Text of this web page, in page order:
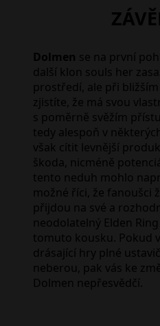
Dolmen se na první
další klon souls her
prostředí, ale při
zjistíte, že má svou
s poměrně svěžím
tedy alespoň v
však cítit levnější
škoda, nicméně
tento neduh mohlo
možné říci, že fanoušci
přijdou na své a
neodolatelný Elden Ring
tomuto kousku. Pokud
drásající hry plné
neberou, pak vás ke
Dolmen nepřesvědčí.